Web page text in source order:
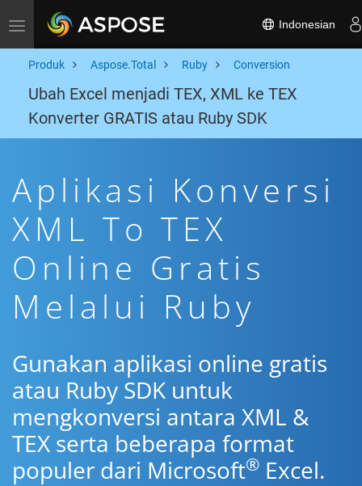
Toggle navigation Indonesian
Produk Aspose.Total Ruby Conversion
Ubah Excel menjadi TEX, XML ke TEX
Konverter GRATIS atau Ruby SDK
Aplikasi Konversi
XML To TEX
Online Gratis
Melalui Ruby
Gunakan aplikasi online gratis
atau Ruby SDK untuk
mengkonversi antara XML &
TEX serta beberapa format
populer dari Microsoft® Excel.